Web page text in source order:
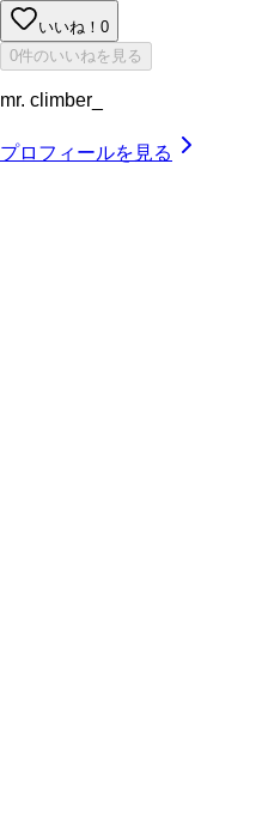
いいね！ 0
0件のいいねを見る
mr. climber_
プロフィールを見る